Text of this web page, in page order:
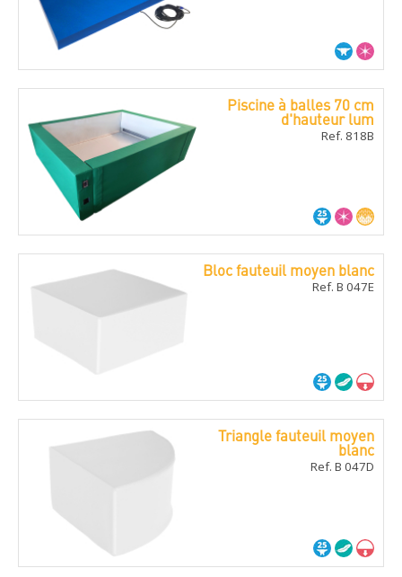
Piscine à balles 70 cm
d'hauteur lum
Ref. 818B
Bloc fauteuil moyen blanc
Ref. B 047E
Triangle fauteuil moyen
blanc
Ref. B 047D